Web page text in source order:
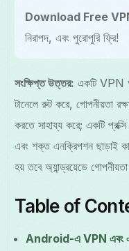
Download Free
নিরাপদ, এবং পুরোপুরি ফ্রি!
সংক্ষিপ্ত উত্তর: একটি VPN
টানেলে রুট করে, গোপনীয়তা
করতে সাহায্য করে; একটি প্রক্সি
এবং শক্ত এনক্রিপশন ছাড়াই
হয় তবে অ্যান্ড্রয়েডে
Table of
Android-এ VPN এবং